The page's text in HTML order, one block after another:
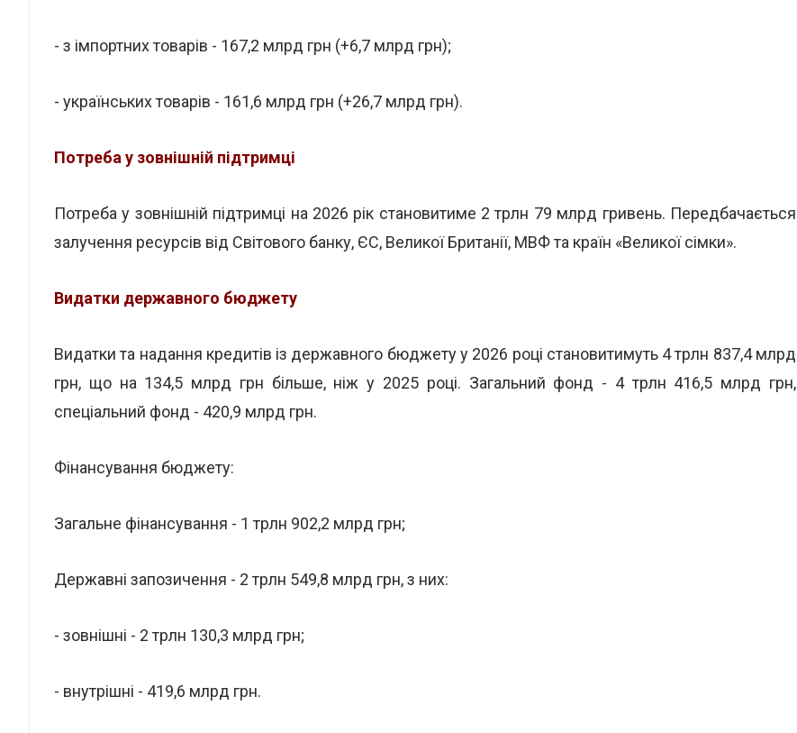
- з імпортних товарів - 167,2 млрд грн (+6,7 млрд грн);
- українських товарів - 161,6 млрд грн (+26,7 млрд грн).
Потреба у зовнішній підтримці
Потреба у зовнішній підтримці на 2026 рік становитиме 2 трлн 79 млрд гривень. Передбачається
залучення ресурсів від Світового банку, ЄС, Великої Британії, МВФ та країн «Великої сімки».
Видатки державного бюджету
Видатки та надання кредитів із державного бюджету у 2026 році становитимуть 4 трлн 837,4 млрд
грн, що на 134,5 млрд грн більше, ніж у 2025 році. Загальний фонд - 4 трлн 416,5 млрд грн,
спеціальний фонд - 420,9 млрд грн.
Фінансування бюджету:
Загальне фінансування - 1 трлн 902,2 млрд грн;
Державні запозичення - 2 трлн 549,8 млрд грн, з них:
- зовнішні - 2 трлн 130,3 млрд грн;
- внутрішні - 419,6 млрд грн.